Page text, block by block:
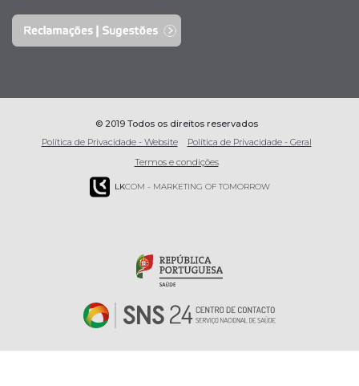
© 2019 Todos os direitos reservados
Política de Privacidade - Website
Política de Privacidade - Geral
Termos e condições
LKCOM - MARKETING OF TOMORROW